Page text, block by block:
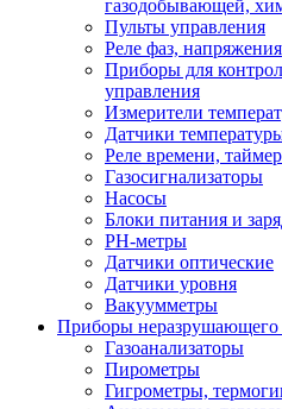
газодобывающей,
Пульты управления
Реле фаз, напряжения
Приборы для
управления
Измерители
Датчики
Реле времени,
Газосигнализаторы
Насосы
Блоки питания и
PH-метры
Датчики оптические
Датчики уровня
Вакуумметры
Приборы неразрушающего
Газоанализаторы
Пирометры
Гигрометры,